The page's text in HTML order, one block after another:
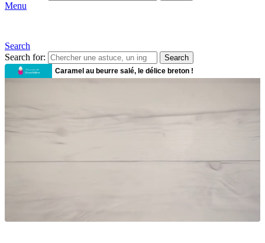
Menu
Search
Search for:
Search